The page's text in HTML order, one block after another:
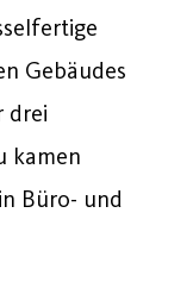
Gebäudes
drei
kamen
Büro- und